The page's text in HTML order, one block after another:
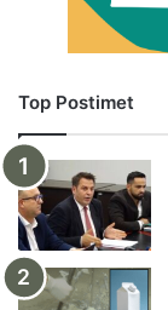
Top Postimet